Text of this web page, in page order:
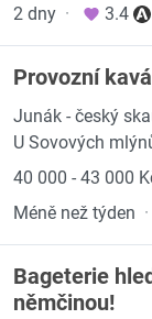
2 dny · 3.4
Provozní
Junák - český
U Sovových
40 000 - 43 000
Méně než týden ·
Bageterie
němčinou!